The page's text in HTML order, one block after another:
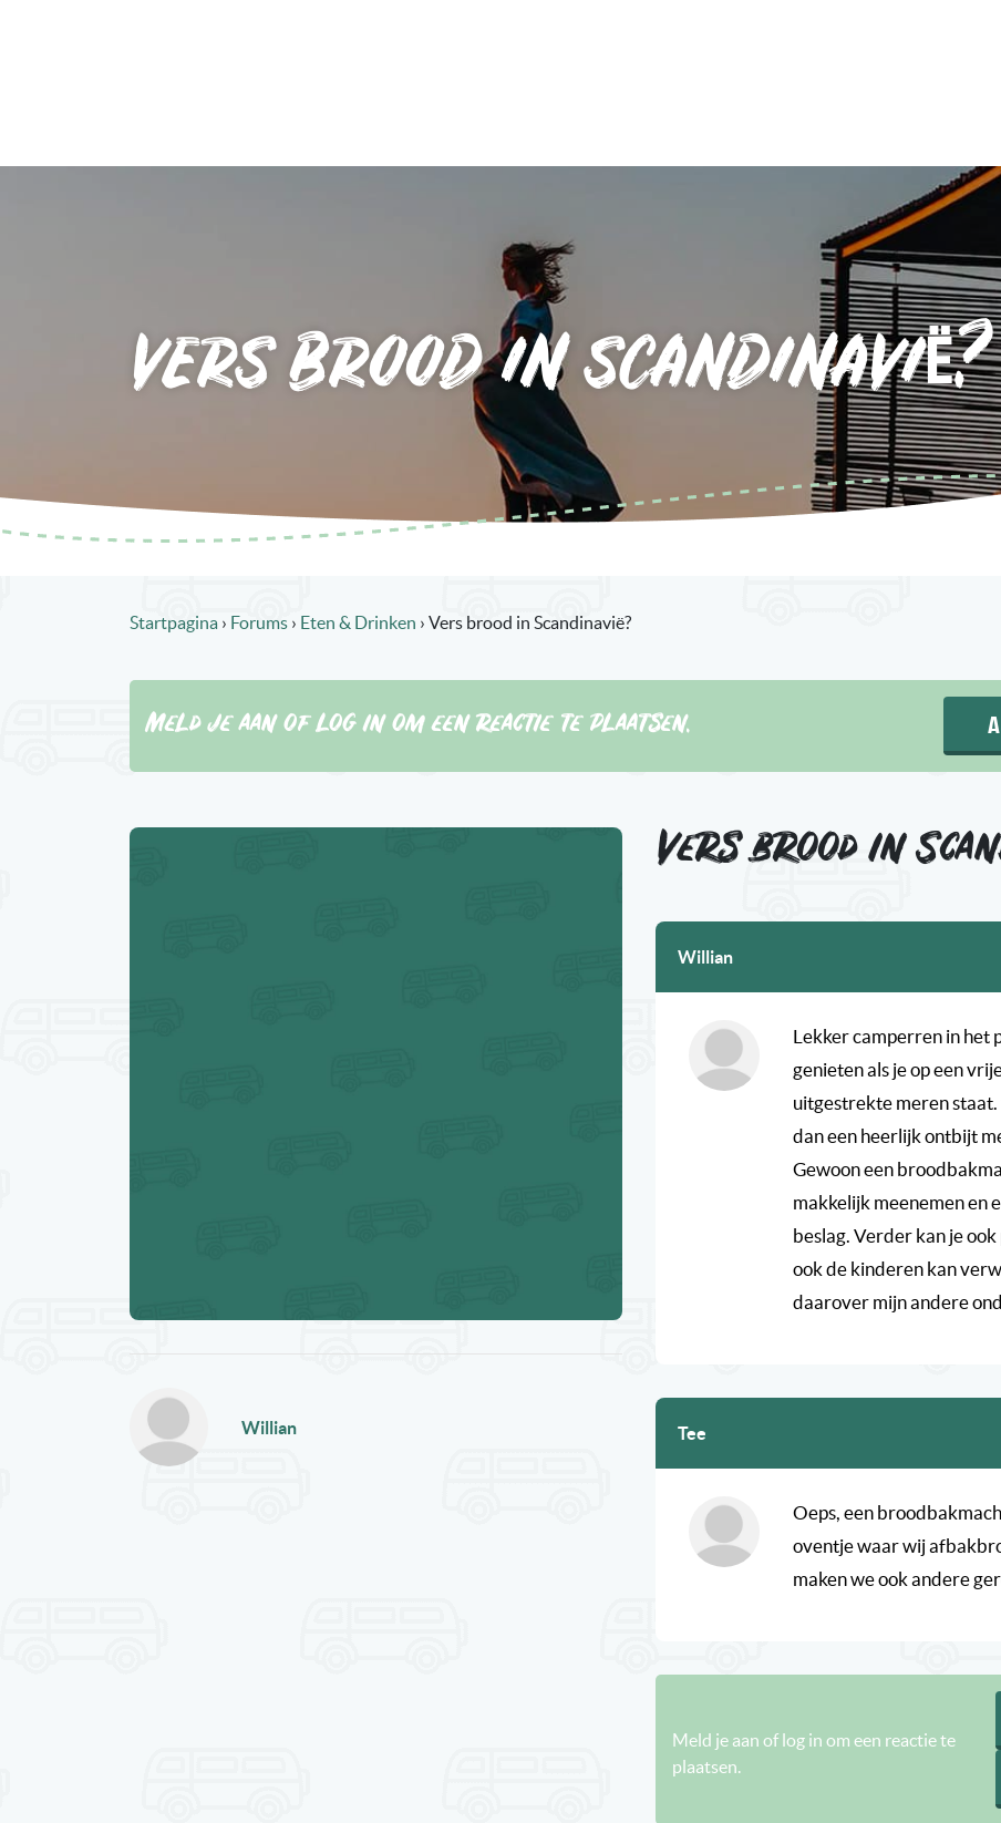
VERS BROOD IN SCANDINAVIË?
Startpagina › Forums › Eten & Drinken › Vers brood in Scandinavië?
Meld je aan of log in om een reactie te plaatsen.
Willian
Vers brood in
Willian
Lekker camperren in het
genieten als je op een
uitgestrekte meren staat.
dan een heerlijk ontbijt
Gewoon een
makkelijk meenemen en
beslag. Verder kan je
ook de kinderen kan
daarover mijn andere
Tee
Oeps, een
oventje waar wij
maken we ook andere
Meld je aan of log in om een reactie te
plaatsen.